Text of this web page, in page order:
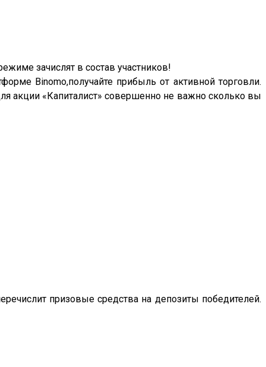
зачислят в состав участников!
Binomo,получайте прибыль от активной торговли.
акции «Капиталист» совершенно не важно сколько вы
призовые средства на депозиты победителей.